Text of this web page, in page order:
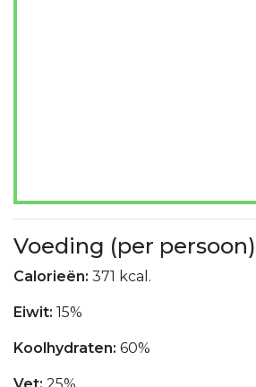
Voeding (per persoon)
Calorieën: 371 kcal.
Eiwit: 15%
Koolhydraten: 60%